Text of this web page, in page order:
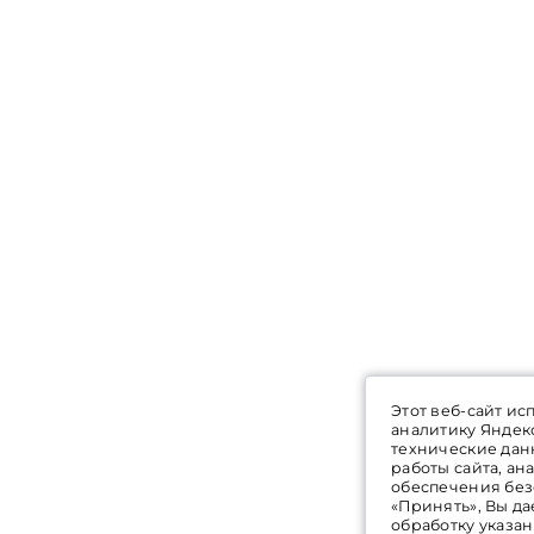
Этот веб-сайт
аналитику
технические
работы сайта,
обеспечения
«Принять», Вы
обработку